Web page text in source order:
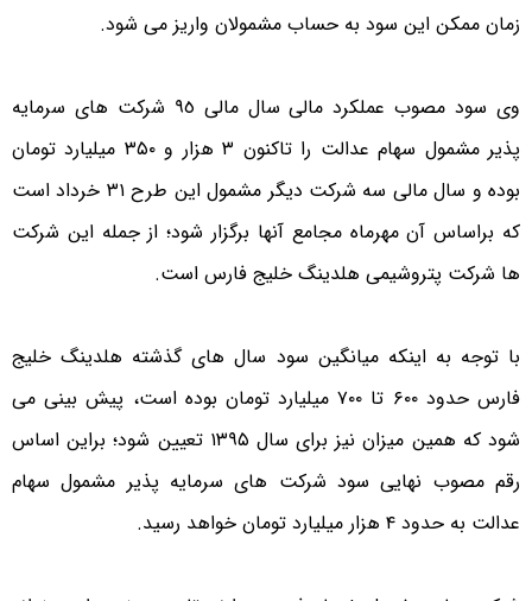
زمان ممکن این سود به حساب مشمولان واریز می شود.
وی سود مصوب عملکرد مالی سال مالی ٩٥ شرکت های سرمایه
پذیر مشمول سهام عدالت را تاکنون ۳ هزار و ۳۵۰ میلیارد تومان
بوده و سال مالی سه شرکت دیگر مشمول این طرح ۳۱ خرداد است
که براساس آن مهرماه مجامع آنها برگزار شود؛ از جمله این شرکت
ها شرکت پتروشیمی هلدینگ خلیج فارس است.
با توجه به اینکه میانگین سود سال های گذشته هلدینگ خلیج
فارس حدود ۶۰۰ تا ۷۰۰ میلیارد تومان بوده است، پیش بینی می
شود که همین میزان نیز برای سال ۱۳۹۵ تعیین شود؛ براین اساس
رقم مصوب نهایی سود شرکت های سرمایه پذیر مشمول سهام
عدالت به حدود ۴ هزار میلیارد تومان خواهد رسید.